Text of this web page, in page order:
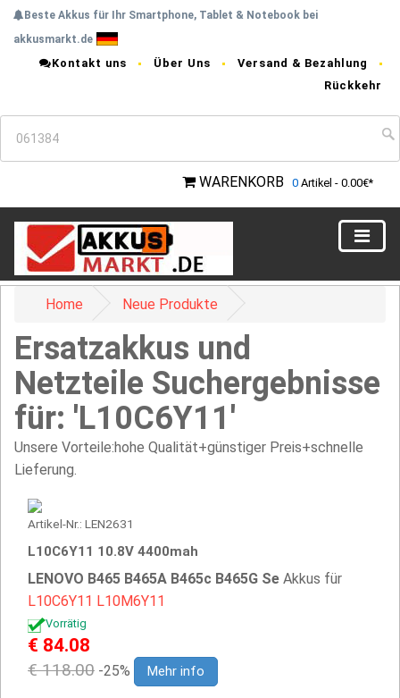
Beste Akkus für Ihr Smartphone, Tablet & Notebook bei
akkusmarkt.de
Kontakt uns Über Uns
Versand & Bezahlung
Rückkehr
WARENKORB 0 Artikel - 0.00€*
Home Neue Produkte
Ersatzakkus und
Netzteile Suchergebnisse
für: 'L10C6Y11'
Unsere Vorteile:hohe Qualität+günstiger Preis+schnelle
Lieferung.
Artikel-Nr.: LEN2631
L10C6Y11 10.8V 4400mah
LENOVO B465 B465A B465c B465G Se Akkus für
L10C6Y11 L10M6Y11
Vorrätig
€ 84.08
€ 118.00 -25% Mehr info